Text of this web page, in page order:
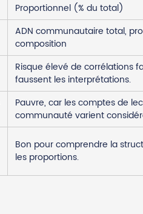
Proportionnel (% du total)
ADN communautaire total,
composition
Risque élevé de corrélations
faussent les interprétations.
Pauvre, car les comptes de
communauté varient
Bon pour comprendre la
les proportions.